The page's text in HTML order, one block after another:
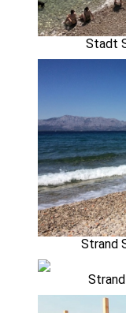
Stadt
Strand